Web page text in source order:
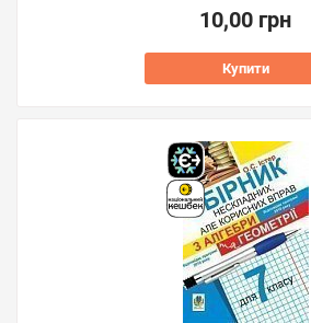
10,00 грн
Купити